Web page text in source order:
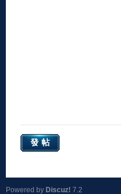
發帖
Powered by Discuz! 7.2